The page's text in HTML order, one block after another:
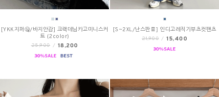
[YKK지퍼🤐/바지안감] 크랙데님카고미니스커
트 (2color)
25,900 / 18,200
[S~2XL/난스판👖] 인디고레직기부츠컷팬츠
21,900 / 15,400